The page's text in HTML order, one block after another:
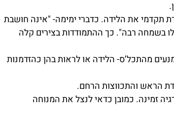
תקדמי את הלידה. כדברי ימימה- "אינה חושבת
בשמחה רבה". כך ההתמודדות בצירים קלה
מהתכל’ס- הלידה או לראות בהן כהזדמנות
הראש והתכווצות הרחם.
זמינה. כמובן כדאי לנצל את המנוחה